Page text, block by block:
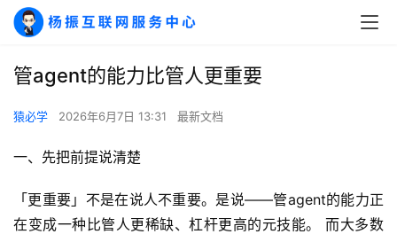
管agent的能力比管人更重要
猿必学 2026年6月7日 13:31 最新文档
一、先把前提说清楚
「更重要」不是在说人不重要。是说——管agent的能力正
在变成一种比管人更稀缺、杠杆更高的元技能。 而大多数